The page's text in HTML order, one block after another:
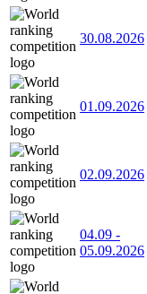
30.08.2026
01.09.2026
02.09.2026
04.09 -
05.09.2026